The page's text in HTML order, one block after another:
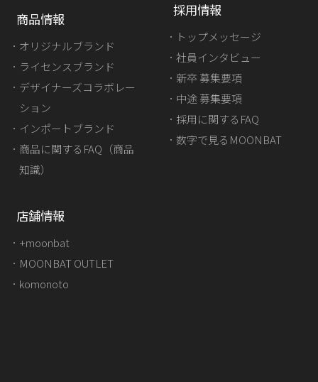
商品情報
オリジナルブランド
ライセンスブランド
デザイナーズコラボレー
ション
インポートブランド
商品に関するFAQ（商品
知識）
店舗情報
+moonbat
MOONBAT OUTLET
komonoto
採用情報
トップメッセージ
社員インタビュー
新卒 募集要項
中途 募集要項
採用に関するFAQ
数字で見るMOONBAT